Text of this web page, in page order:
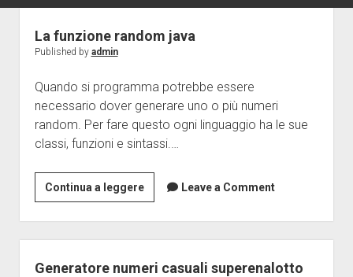
Linux
Java
La funzione random java
Published by admin
Quando si programma potrebbe essere
necessario dover generare uno o più numeri
random. Per fare questo ogni linguaggio ha le sue
classi, funzioni e sintassi.…
Continua a leggereLa
funzione
random
java
Leave a Comment
Generatore numeri casuali superenalotto